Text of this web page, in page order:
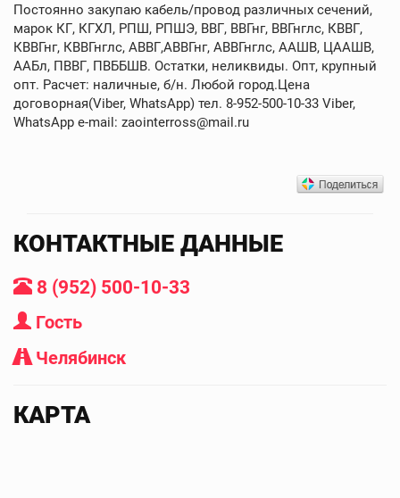
Постоянно закупаю кабель/провод различных сечений,
марок КГ, КГХЛ, РПШ, РПШЭ, ВВГ, ВВГнг, ВВГнглс, КВВГ,
КВВГнг, КВВГнглс, АВВГ,АВВГнг, АВВГнглс, ААШВ, ЦААШВ,
ААБл, ПВВГ, ПВББШВ. Остатки, неликвиды. Опт, крупный
опт. Расчет: наличные, б/н. Любой город.Цена
договорная(Viber, WhatsApp) тел. 8-952-500-10-33 Viber,
WhatsApp e-mail: zaointerross@mail.ru
КОНТАКТНЫЕ ДАННЫЕ
8 (952) 500-10-33
Гость
Челябинск
КАРТА